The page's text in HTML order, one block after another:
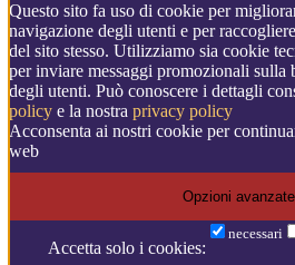
Questo sito fa uso di cookie per
navigazione degli utenti e per
del sito stesso. Utilizziamo sia cookie
per inviare messaggi promozionali sulla
degli utenti. Può conoscere i dettagli
policy e la nostra privacy policy
Acconsenta ai nostri cookie per
web
Opzioni
Accetta solo i cookies:
necessari